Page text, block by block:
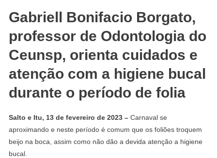
Gabriell Bonifacio Borgato,
professor de Odontologia do
Ceunsp, orienta cuidados e
atenção com a higiene bucal
durante o período de folia
Salto e Itu, 13 de fevereiro de 2023 – Carnaval se
aproximando e neste período é comum que os foliões troquem
beijo na boca, assim como não dão a devida atenção a higiene
bucal.